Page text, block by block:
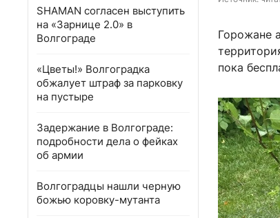
SHAMAN согласен выступить
на «Зарнице 2.0» в
Волгограде
«Цветы!» Волгоградка
обжалует штраф за парковку
на пустыре
Задержание в Волгограде:
подробности дела о фейках
об армии
Волгоградцы нашли черную
божью коровку-мутанта
Горожане
пока